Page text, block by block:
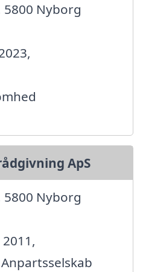
5800 Nyborg
ApS
Nyborg